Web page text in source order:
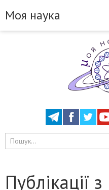
Моя наука
Публікації